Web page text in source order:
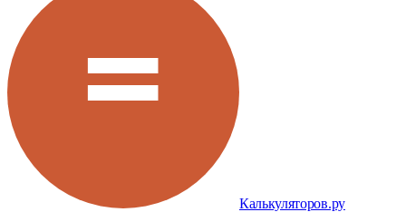
Калькуляторов.ру